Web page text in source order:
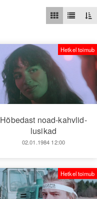
Hõbedast noad-kahvlid-
lusikad
02.01.1984 12:00
Hetkel toimub
Hetkel toimub